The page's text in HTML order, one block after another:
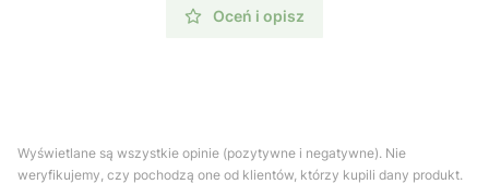
Oceń i opisz
Wyświetlane są wszystkie opinie (pozytywne i negatywne). Nie
weryfikujemy, czy pochodzą one od klientów, którzy kupili dany produkt.